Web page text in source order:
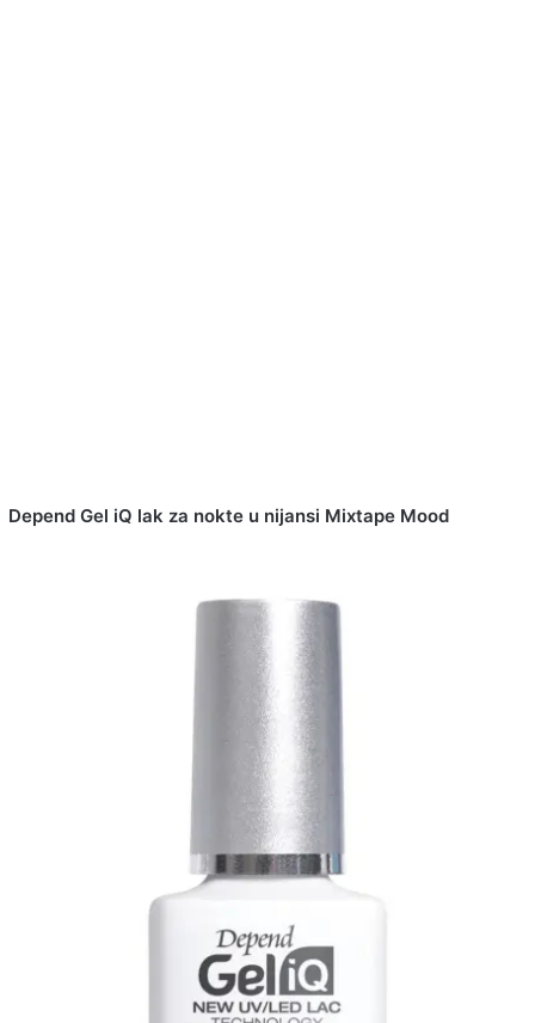
Depend Gel iQ lak za nokte u nijansi Mixtape Mood